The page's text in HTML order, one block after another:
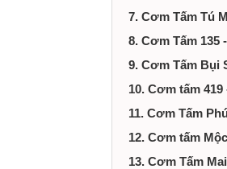
Hồ
Minh
7. Cơm Tấm Tú
8. Cơm Tấm 135
9. Cơm Tấm Bụi
10. Cơm tấm
11. Cơm Tấm
12. Cơm tấm
13. Cơm Tấm